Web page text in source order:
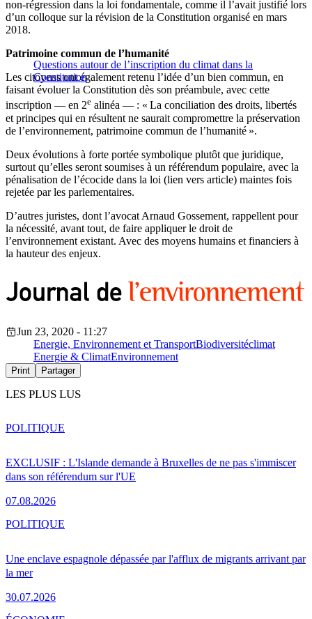
non-régression dans la loi fondamentale, comme il l’avait justifié lors
d’un colloque sur la révision de la Constitution organisé en mars
2018.
Questions autour de l’inscription du climat dans la
Constitution
Patrimoine commun de l’humanité
Les citoyens ont également retenu l’idée d’un bien commun, en
faisant évoluer la Constitution dès son préambule, avec cette
inscription — en 2e alinéa — : « La conciliation des droits, libertés
et principes qui en résultent ne saurait compromettre la préservation
de l’environnement, patrimoine commun de l’humanité ».
Deux évolutions à forte portée symbolique plutôt que juridique,
surtout qu’elles seront soumises à un référendum populaire, avec la
pénalisation de l’écocide dans la loi (lien vers article) maintes fois
rejetée par les parlementaires.
D’autres juristes, dont l’avocat Arnaud Gossement, rappellent pour
la nécessité, avant tout, de faire appliquer le droit de
l’environnement existant. Avec des moyens humains et financiers à
la hauteur des enjeux.
Jun 23, 2020 - 11:27
Energie, Environnement et TransportBiodiversitéclimat
Energie & ClimatEnvironnement
Print Partager
LES PLUS LUS
EXCLUSIF : L'Islande demande à Bruxelles de ne pas s'immiscer
dans son référendum sur l'UE
07.08.2026
POLITIQUE
Une enclave espagnole dépassée par l'afflux de migrants arrivant par
la mer
30.07.2026
POLITIQUE